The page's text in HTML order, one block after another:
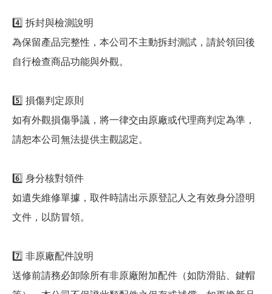
4️⃣ 拆封與檢測說明
為保留產品完整性，本公司不主動拆封測試，請於領回後
自行檢查商品功能與外觀。
5️⃣ 損傷判定原則
如有外觀損傷爭議，將一律交由原廠或代理商判定為準，
請恕本公司無法提供主觀認定。
6️⃣ 身分核對領件
如遺失維修單據，取件時請出示原登記人之有效身分證明
文件，以防冒領。
7️⃣ 非原廠配件說明
送修前請務必卸除所有非原廠附加配件（如防滑貼、鍵帽